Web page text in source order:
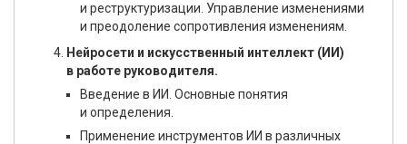
и реструктуризации. Управление изменениями
и преодоление сопротивления изменениям.
Нейросети и искусственный интеллект (ИИ)
в работе руководителя.
Введение в ИИ. Основные понятия
и определения.
Применение инструментов ИИ в различных